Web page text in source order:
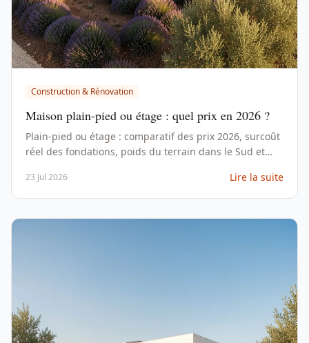
Construction & Rénovation
Maison plain-pied ou étage : quel prix en 2026 ?
Plain-pied ou étage : comparatif des prix 2026, surcoût
réel des fondations, poids du terrain dans le Sud et
23 Jul 2026 Lire la suite